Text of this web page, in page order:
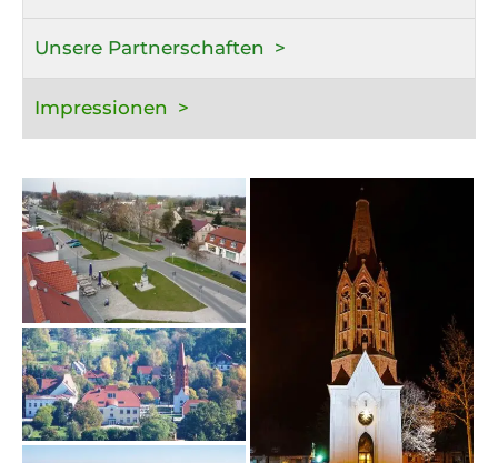
Unsere Partnerschaften
Impressionen